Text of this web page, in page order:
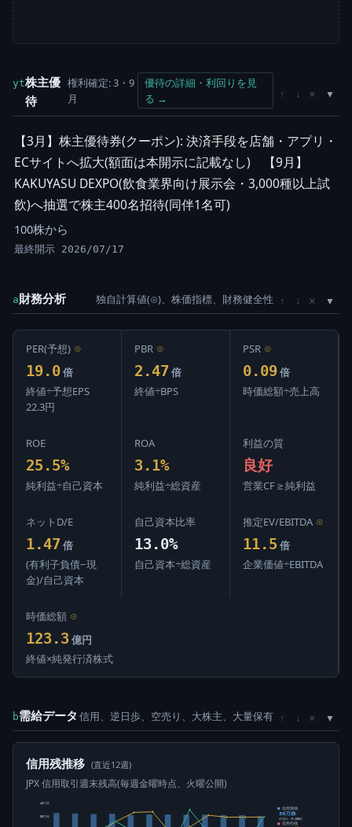
yt株主優
待
権利確定: 3・9
月
優待の詳細・利回りを見
る →
↑ ↓ ×
【3月】株主優待券(クーポン): 決済手段を店舗・アプリ・
ECサイトへ拡大(額面は本開示に記載なし) 【9月】
KAKUYASU DEXPO(飲食業界向け展示会・3,000種以上試
飲)へ抽選で株主400名招待(同伴1名可)
100株から
最終開示 2026/07/17
a財務分析 独自計算値(⊙)、株価指標、財務健全性 ↑ ↓ ×
PER(予想) ⊙
19.0 倍
終値÷予想EPS
22.3円
PBR ⊙
2.47 倍
終値÷BPS
PSR ⊙
0.09 倍
時価総額÷売上高
ROE
25.5%
純利益÷自己資本
ROA
3.1%
純利益÷総資産
利益の質
良好
営業CF ≥ 純利益
ネットD/E
1.47 倍
(有利子負債−現
金)/自己資本
自己資本比率
13.0%
自己資本÷総資産
推定EV/EBITDA ⊙
11.5 倍
企業価値÷EBITDA
時価総額 ⊙
123.3 億円
終値×純発行済株式
b需給データ 信用、逆日歩、空売り、大株主、大量保有 ↑ ↓ ×
信用残推移 (直近12週)
JPX 信用取引週末残高(毎週金曜時点、火曜公開)
30万株
40万株
信用買残
30万株
前週比 -9,100株
信用売残